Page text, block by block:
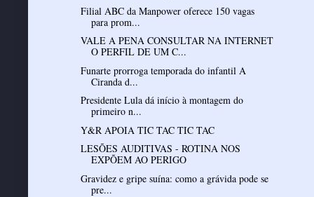
Filial ABC da Manpower oferece 150 vagas
para prom...
VALE A PENA CONSULTAR NA INTERNET
O PERFIL DE UM C...
Funarte prorroga temporada do infantil A
Ciranda d...
Presidente Lula dá início à montagem do
primeiro n...
Y&R APOIA TIC TAC TIC TAC
LESÕES AUDITIVAS - ROTINA NOS
EXPÕEM AO PERIGO
Gravidez e gripe suína: como a grávida pode se
pre...